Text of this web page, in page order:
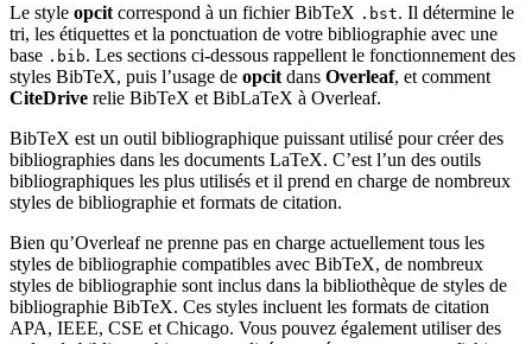
Le style opcit correspond à un fichier BibTeX .bst. Il détermine le
tri, les étiquettes et la ponctuation de votre bibliographie avec une
base .bib. Les sections ci-dessous rappellent le fonctionnement des
styles BibTeX, puis l’usage de opcit dans Overleaf, et comment
CiteDrive relie BibTeX et BibLaTeX à Overleaf.
BibTeX est un outil bibliographique puissant utilisé pour créer des
bibliographies dans les documents LaTeX. C’est l’un des outils
bibliographiques les plus utilisés et il prend en charge de nombreux
styles de bibliographie et formats de citation.
Bien qu’Overleaf ne prenne pas en charge actuellement tous les
styles de bibliographie compatibles avec BibTeX, de nombreux
styles de bibliographie sont inclus dans la bibliothèque de styles de
bibliographie BibTeX. Ces styles incluent les formats de citation
APA, IEEE, CSE et Chicago. Vous pouvez également utiliser des